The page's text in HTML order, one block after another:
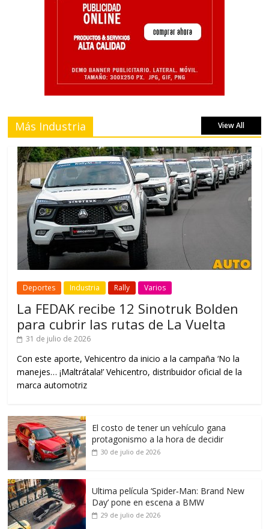
Más Industria View All
Deportes Industria Rally Varios
La FEDAK recibe 12 Sinotruk Bolden
para cubrir las rutas de La Vuelta
31 de julio de 2026
Con este aporte, Vehicentro da inicio a la campaña ‘No la
manejes… ¡Maltrátala!’ Vehicentro, distribuidor oficial de la
marca automotriz
El costo de tener un vehículo gana
protagonismo a la hora de decidir
30 de julio de 2026
Ultima película ‘Spider‑Man: Brand New
Day’ pone en escena a BMW
29 de julio de 2026